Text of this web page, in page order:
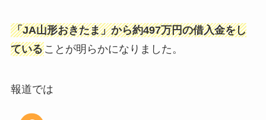
「JA山形おきたま」から約497万円の借入金をし
ていることが明らかになりました。
報道では